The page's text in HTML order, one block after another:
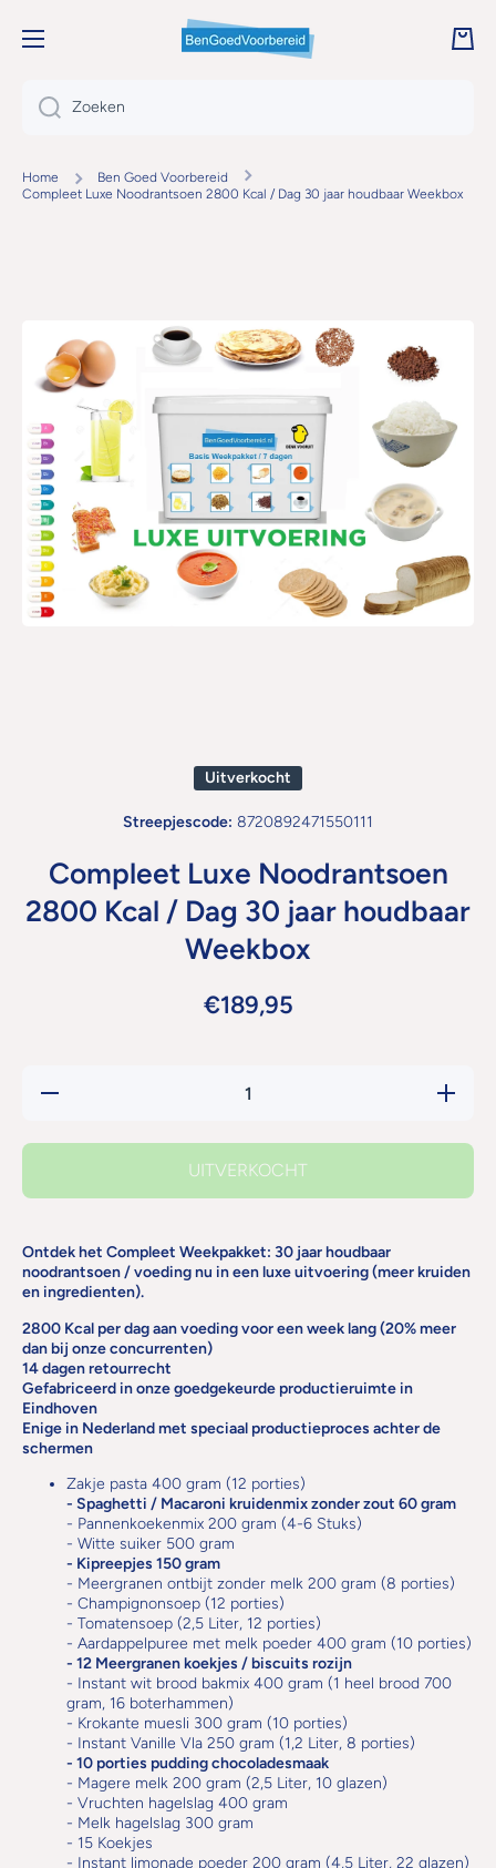
DOORGAAN NAAR ARTIKEL
Zoeken
Home
Ben Goed Voorbereid
Compleet Luxe Noodrantsoen 2800 Kcal / Dag 30 jaar houdbaar Weekbox
Uitverkocht
Streepjescode: 8720892471550111
Compleet Luxe Noodrantsoen
2800 Kcal / Dag 30 jaar houdbaar
Weekbox
€189,95
Hoeveelheid
Luxe
2800
UITVERKOCHT
Ontdek het Compleet Weekpakket: 30 jaar houdbaar
noodrantsoen / voeding nu in een luxe uitvoering (meer kruiden
en ingredienten).
2800 Kcal per dag aan voeding voor een week lang (20% meer
dan bij onze concurrenten)
14 dagen retourrecht
Gefabriceerd in onze goedgekeurde productieruimte in
Eindhoven
Enige in Nederland met speciaal productieproces achter de
schermen
Zakje pasta 400 gram (12 porties)
- Spaghetti / Macaroni kruidenmix zonder zout 60 gram
- Pannenkoekenmix 200 gram (4-6 Stuks)
- Witte suiker 500 gram
- Kipreepjes 150 gram
- Meergranen ontbijt zonder melk 200 gram (8 porties)
- Champignonsoep (12 porties)
- Tomatensoep (2,5 Liter, 12 porties)
- Aardappelpuree met melk poeder 400 gram (10 porties)
- 12 Meergranen koekjes / biscuits rozijn
- Instant wit brood bakmix 400 gram (1 heel brood 700
gram, 16 boterhammen)
- Krokante muesli 300 gram (10 porties)
- Instant Vanille Vla 250 gram (1,2 Liter, 8 porties)
- 10 porties pudding chocoladesmaak
- Magere melk 200 gram (2,5 Liter, 10 glazen)
- Vruchten hagelslag 400 gram
- Melk hagelslag 300 gram
- 15 Koekjes
- Instant limonade poeder 200 gram (4,5 Liter, 22 glazen)